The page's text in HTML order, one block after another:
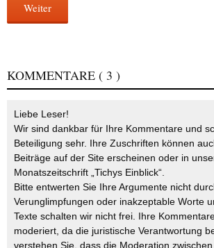
Weiter
KOMMENTARE ( 3 )
Liebe Leser!
Wir sind dankbar für Ihre Kommentare und
Beteiligung sehr. Ihre Zuschriften können
Beiträge auf der Site erscheinen oder in
Monatszeitschrift „Tichys Einblick“.
Bitte entwerten Sie Ihre Argumente nicht
Verunglimpfungen oder inakzeptable Worte
Texte schalten wir nicht frei. Ihre
moderiert, da die juristische Verantwortung
verstehen Sie, dass die Moderation